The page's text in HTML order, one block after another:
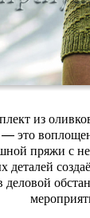
из
это
пряжи с
деловой